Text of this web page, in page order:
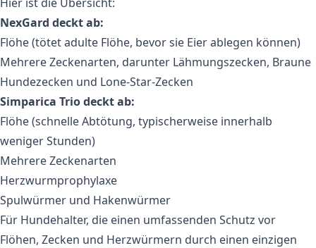
NexGard deckt ab:
Flöhe (tötet adulte Flöhe, bevor sie Eier ablegen können)
Mehrere Zeckenarten, darunter Lähmungszecken, Braune
Hundezecken und Lone-Star-Zecken
Simparica Trio deckt ab:
Flöhe (schnelle Abtötung, typischerweise innerhalb
weniger Stunden)
Mehrere Zeckenarten
Herzwurmprophylaxe
Spulwürmer und Hakenwürmer
Für Hundehalter, die einen umfassenden Schutz vor
Flöhen, Zecken und Herzwürmern durch einen einzigen